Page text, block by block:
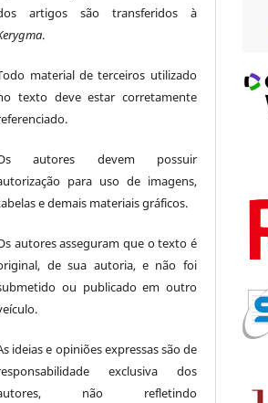
artigos são transferidos à
.
material de terceiros utilizado
texto deve estar corretamente
autores devem possuir
para uso de imagens,
e demais materiais gráficos.
autores asseguram que o texto é
de sua autoria, e não foi
ou publicado em outro
ideias e opiniões expressas são de
exclusiva dos
não refletindo